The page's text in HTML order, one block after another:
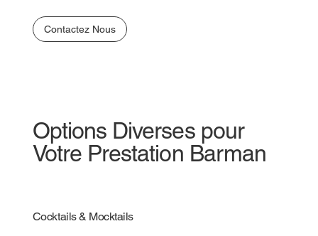
Contactez Nous
Contactez Nous
Options Diverses pour
Votre Prestation Barman
Cocktails & Mocktails